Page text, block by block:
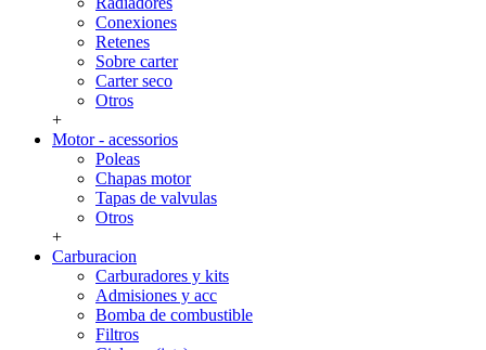
Conexiones
Retenes
Sobre carter
Carter seco
Otros
+
Motor - acessorios
Poleas
Chapas motor
Tapas de valvulas
Otros
+
Carburacion
Carburadores y kits
Admisiones y acc
Bomba de combustible
Filtros